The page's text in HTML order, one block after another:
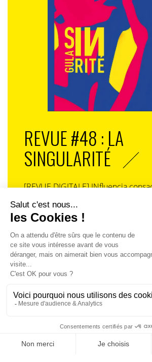
REVUE #48 : LA
SINGULARITÉ
[REVUE DIGITALE] INfluencia
prochain numéro à une question
centrale dans l’économie
ce que la singularité à l’heure de la
standardisation généralisée ? Ce
la singularité là où elle est la plus
: dans l’entreprise, dans la marque,
organisations, dans les choix de
J'ACHÈTE LE NUMÉRO